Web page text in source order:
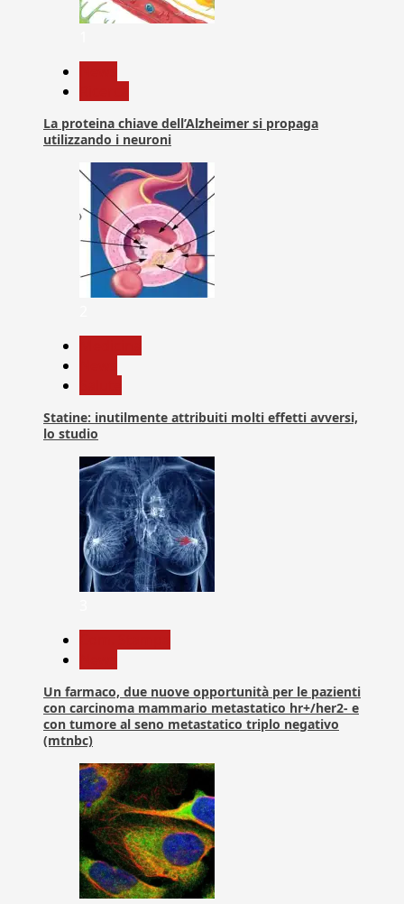
La proteina chiave dell’Alzheimer si propaga
utilizzando i neuroni
Statine: inutilmente attribuiti molti effetti avversi,
lo studio
Un farmaco, due nuove opportunità per le pazienti
con carcinoma mammario metastatico hr+/her2- e
con tumore al seno metastatico triplo negativo
(mtnbc)